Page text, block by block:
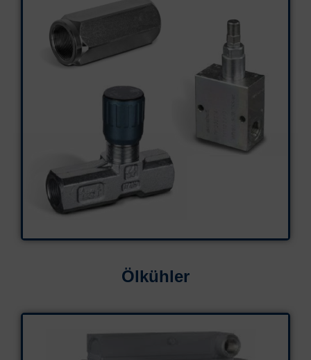
Ölkühler